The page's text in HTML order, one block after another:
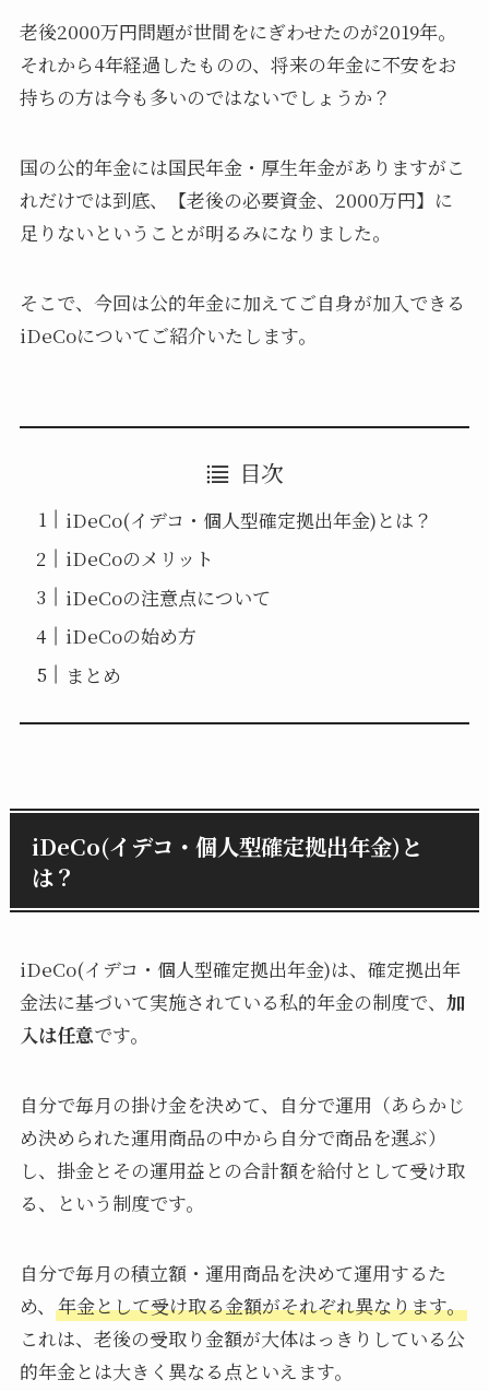
老後2000万円問題が世間をにぎわせたのが2019年。
それから4年経過したものの、将来の年金に不安をお
持ちの方は今も多いのではないでしょうか？
国の公的年金には国民年金・厚生年金がありますがこ
れだけでは到底、【老後の必要資金、2000万円】に
足りないということが明るみになりました。
そこで、今回は公的年金に加えてご自身が加入できる
iDeCoについてご紹介いたします。
目次
iDeCo(イデコ・個人型確定拠出年金)とは？
iDeCoのメリット
iDeCoの注意点について
iDeCoの始め方
まとめ
iDeCo(イデコ・個人型確定拠出年金)と
は？
iDeCo(イデコ・個人型確定拠出年金)は、確定拠出年
金法に基づいて実施されている私的年金の制度で、 加
入は任意です。
自分で毎月の掛け金を決めて、自分で運用（あらかじ
め決められた運用商品の中から自分で商品を選ぶ）
し、掛金とその運用益との合計額を給付として受け取
る、という制度です。
自分で毎月の積立額・運用商品を決めて運用するた
め、 年金として受け取る金額がそれぞれ異なります。
これは、老後の受取り金額が大体はっきりしている公
的年金とは大きく異なる点といえます。